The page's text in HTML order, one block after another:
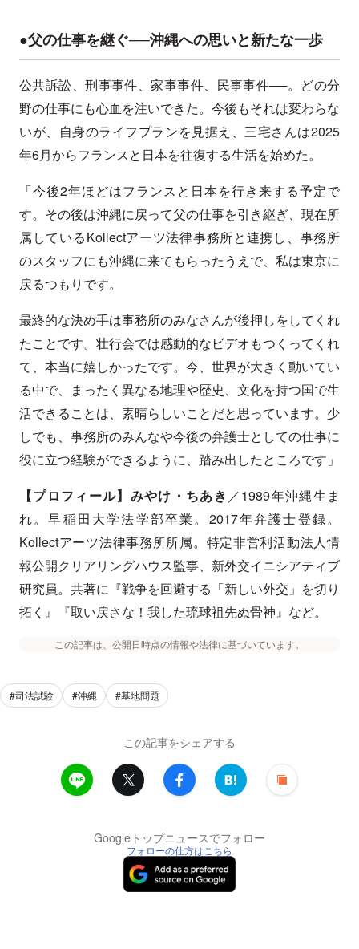
●父の仕事を継ぐ──沖縄への思いと新たな一歩
公共訴訟、刑事事件、家事事件、民事事件──。どの分
野の仕事にも心血を注いできた。今後もそれは変わらな
いが、自身のライフプランを見据え、三宅さんは2025
年6月からフランスと日本を往復する生活を始めた。
「今後2年ほどはフランスと日本を行き来する予定で
す。その後は沖縄に戻って父の仕事を引き継ぎ、現在所
属しているKollectアーツ法律事務所と連携し、事務所
のスタッフにも沖縄に来てもらったうえで、私は東京に
戻るつもりです。
最終的な決め手は事務所のみなさんが後押しをしてくれ
たことです。壮行会では感動的なビデオもつくってくれ
て、本当に嬉しかったです。今、世界が大きく動いてい
る中で、まったく異なる地理や歴史、文化を持つ国で生
活できることは、素晴らしいことだと思っています。少
しでも、事務所のみんなや今後の弁護士としての仕事に
役に立つ経験ができるように、踏み出したところです」
【プロフィール】みやけ・ちあき ／1989年沖縄生ま
れ。早稲田大学法学部卒業。2017年弁護士登録。
Kollectアーツ法律事務所所属。特定非営利活動法人情
報公開クリアリングハウス監事、新外交イニシアティブ
研究員。共著に『戦争を回避する「新しい外交」を切り
拓く』『取い戻さな！我した琉球祖先ぬ骨神』など。
この記事は、公開日時点の情報や法律に基づいています。
#司法試験 #沖縄 #基地問題
この記事をシェアする
Googleトップニュースでフォロー
フォローの仕方はこちら